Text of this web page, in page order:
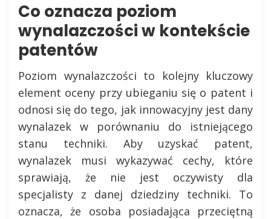
Co oznacza poziom
wynalazczości w kontekście
patentów
Poziom wynalazczości to kolejny kluczowy
element oceny przy ubieganiu się o patent i
odnosi się do tego, jak innowacyjny jest dany
wynalazek w porównaniu do istniejącego
stanu techniki. Aby uzyskać patent,
wynalazek musi wykazywać cechy, które
sprawiają, że nie jest oczywisty dla
specjalisty z danej dziedziny techniki. To
oznacza, że osoba posiadająca przeciętną